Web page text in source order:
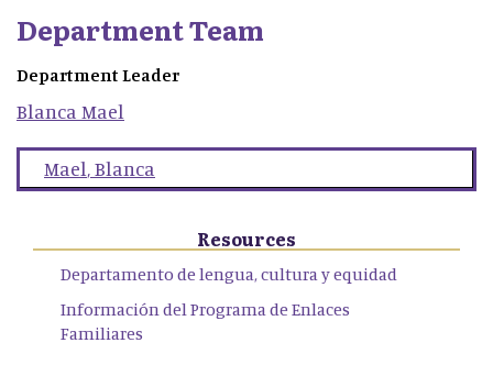
Department Team
Department Leader
Blanca Mael
Mael,Blanca
Resources
Departamento de lengua, cultura y equidad
Información del Programa de Enlaces
Familiares